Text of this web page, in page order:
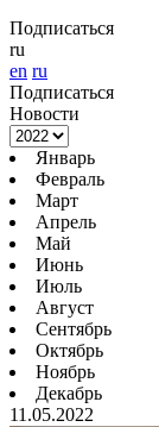
Подписаться
ru
en ru
Подписаться
Новости
Январь
Февраль
Март
Апрель
Май
Июнь
Июль
Август
Сентябрь
Октябрь
Ноябрь
Декабрь
11.05.2022